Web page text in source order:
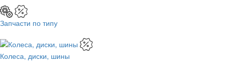
Запчасти по типу
Колеса, диски, шины